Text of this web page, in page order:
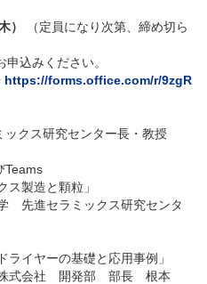
）
（定員になり次第、締め切ら
込みください。
https://forms.office.com/r/9zgR
クス研究センター長・教授
と顆粒」
ラミックス研究センタ
の基礎と応用事例」
開発部 部長 根本